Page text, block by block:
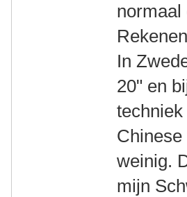
normaal
In
20" en
weinig.
mijn